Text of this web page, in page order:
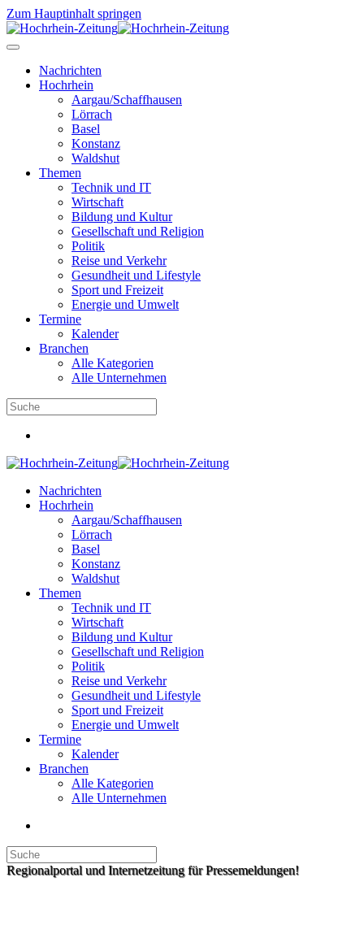
Zum Hauptinhalt springen
Nachrichten
Hochrhein
Aargau/Schaffhausen
Lörrach
Basel
Konstanz
Waldshut
Themen
Technik und IT
Wirtschaft
Bildung und Kultur
Gesellschaft und Religion
Politik
Reise und Verkehr
Gesundheit und Lifestyle
Sport und Freizeit
Energie und Umwelt
Termine
Kalender
Branchen
Alle Kategorien
Alle Unternehmen
Nachrichten
Hochrhein
Aargau/Schaffhausen
Lörrach
Basel
Konstanz
Waldshut
Themen
Technik und IT
Wirtschaft
Bildung und Kultur
Gesellschaft und Religion
Politik
Reise und Verkehr
Gesundheit und Lifestyle
Sport und Freizeit
Energie und Umwelt
Termine
Kalender
Branchen
Alle Kategorien
Alle Unternehmen
Regionalportal und Internetzeitung für Pressemeldungen!